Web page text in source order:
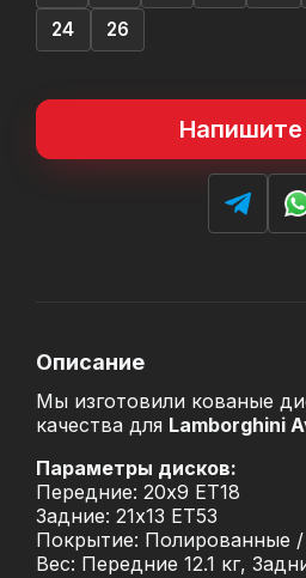
24
26
Описание
Мы изготовили кованые
качества для Lamborghini
Параметры дисков:
Передние: 20x9 ET18
Задние: 21x13 ET53
Покрытие: Полированные /
Вес: Передние 12.1 кг,